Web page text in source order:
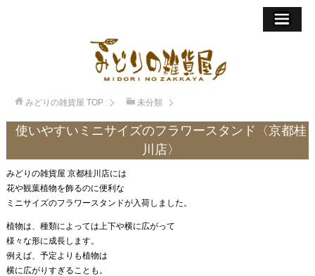
みどりの雑貨屋 TOP 未分類
使いやすいミニサイズのフラワースタンド〈京都桂
川店〉
みどりの雑貨屋 京都桂川店には
花や観葉植物を飾るのに便利な
ミニサイズのフラワースタンドが入荷しました。
植物は、種類によっては上下や横に広がって
様々な形に成長します。
例えば、予定よりも植物は
横に広がりすぎることも。